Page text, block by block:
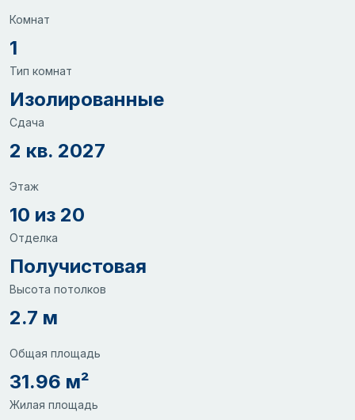
Комнат
1
Тип комнат
Изолированные
Сдача
2 кв. 2027
Этаж
10 из 20
Отделка
Получистовая
Высота потолков
2.7 м
Общая площадь
31.96 м²
Жилая площадь